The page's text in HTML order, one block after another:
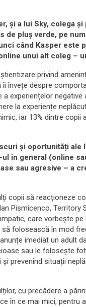
și a lui Sky, colega
de pluș verde, pe
când Kasper este
unui alt coleg –
privind
învețe despre
experiențelor
la experiențe
iar 13% dintre
și oportunități ale
ul în general (online
sau agresive – a
copii să reacționeze
Pismicenco, Territory
care vorbește
folosească în mod
imediat un adult
sau le folosește
prevenind situații
cu precădere a
în ce mai mici, pentru